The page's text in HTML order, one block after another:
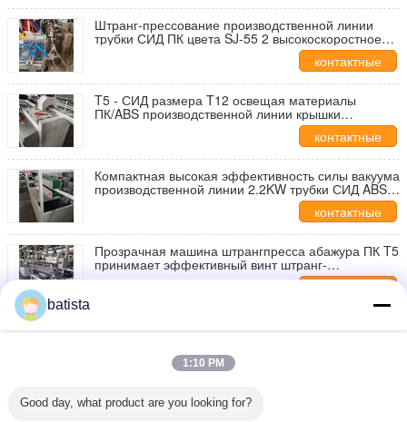
данные
Штранг-прессование производственной линии
трубки СИД ПК цвета SJ-55 2 высокоскоростное
контактные
данные
T5 - СИД размера T12 освещая материалы
ПК/ABS производственной линии крышки
контактные
данные
Компактная высокая эффективность силы вакуума
производственной линии 2.2KW трубки СИД ABS/
контактные
данные
Прозрачная машина штрангпресса абажура ПК T5
принимает эффективный винт штранг-
прессования
Прессовать конюшни машины штранг-
ПК 2 полостей пластиковый
Модель штрангпресса производственной линии
SJ-50/28 трубки СИД ПК T8
batista
1:10 PM
Good day, what product are you looking for?